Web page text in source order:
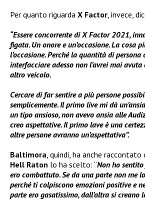
Per quanto riguarda X Factor , invece,
“Essere concorrente di X Factor 2021,
figata. Un onore e un’occasione. La cosa
l’occasione. Perché la quantità di persona
interfacciare adesso non l’avrei mai avuta
altro veicolo.
Cercare di far sentire a più persone
semplicemente. Il primo live mi dà
un tipo ansioso, non avevo ansia alle
creo aspettative. Il primo lave è una
altre persone avranno un’aspettativa”.
Baltimora , quindi, ha anche
Hell Raton lo ha scelto: “Non ho
ero combattuto. Se da una parte non me
perché ti colpiscono emozioni positive e
parte ero gasatissimo, dall’altra si creano